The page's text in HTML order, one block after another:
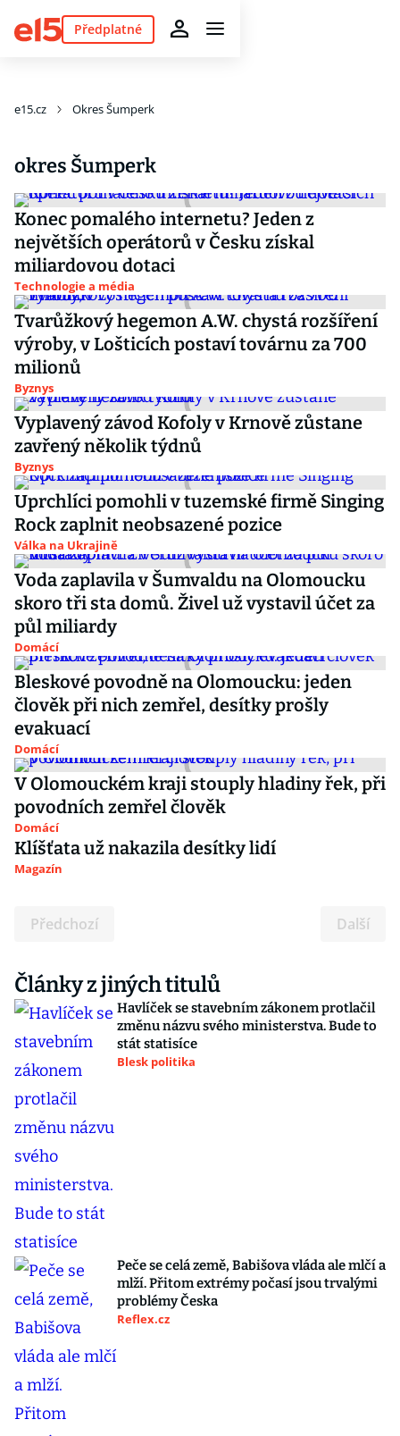
Předplatné
e15.cz Okres Šumperk
okres Šumperk
Konec pomalého internetu? Jeden z
největších operátorů v Česku získal
miliardovou dotaci
Technologie a média
Tvarůžkový hegemon A.W. chystá rozšíření
výroby, v Lošticích postaví továrnu za 700
milionů
Byznys
Vyplavený závod Kofoly v Krnově zůstane
zavřený několik týdnů
Byznys
Uprchlíci pomohli v tuzemské firmě Singing
Rock zaplnit neobsazené pozice
Válka na Ukrajině
Voda zaplavila v Šumvaldu na Olomoucku
skoro tři sta domů. Živel už vystavil účet za
půl miliardy
Domácí
Bleskové povodně na Olomoucku: jeden
člověk při nich zemřel, desítky prošly
evakuací
Domácí
V Olomouckém kraji stouply hladiny řek, při
povodních zemřel člověk
Domácí
Klíšťata už nakazila desítky lidí
Magazín
Předchozí Další
Články z jiných titulů
Havlíček se stavebním zákonem protlačil
změnu názvu svého ministerstva. Bude to
stát statisíce
Blesk politika
Peče se celá země, Babišova vláda ale mlčí a
mlží. Přitom extrémy počasí jsou trvalými
problémy Česka
Reflex.cz